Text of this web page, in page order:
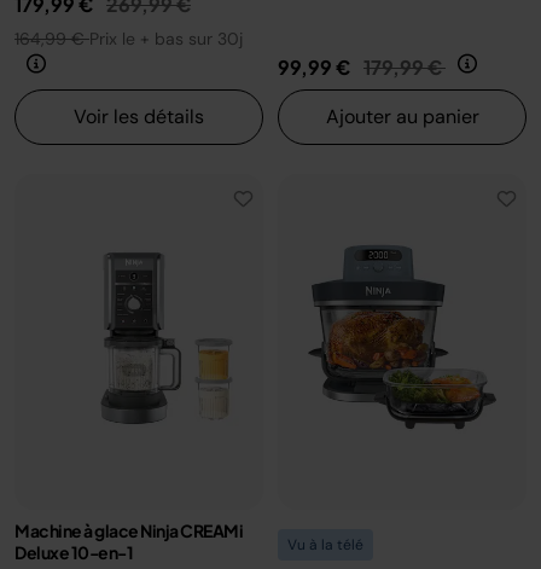
164,99 €Prix le + bas sur 30j
Voir les détails
99,99 € Prix réduit de
179,99 € au
Ajouter au panier
Machine à glace Ninja CREAMi
Deluxe 10-en-1
Vu à la télé